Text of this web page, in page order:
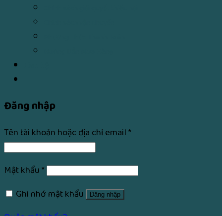
Đăng nhập
Tên tài khoản hoặc địa chỉ email*
Mật khẩu*
Ghi nhớ mật khẩu
Đăng nhập